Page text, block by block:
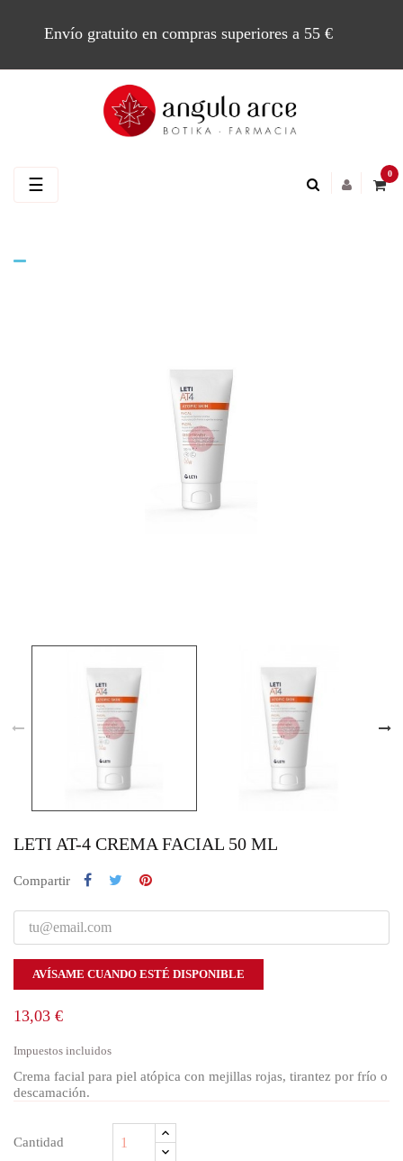
Envío gratuito en compras superiores a 55 €
0
Navegación
☰
LETI AT-4 CREMA FACIAL 50 ML
Compartir
AVÍSAME CUANDO ESTÉ DISPONIBLE
13,03 €
Impuestos incluidos
Crema facial para piel atópica con mejillas rojas, tirantez por frío o
descamación.
Cantidad